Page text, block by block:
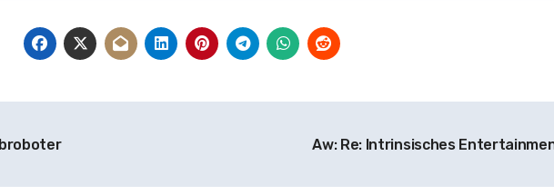
Aw: Re: Intrinsisches